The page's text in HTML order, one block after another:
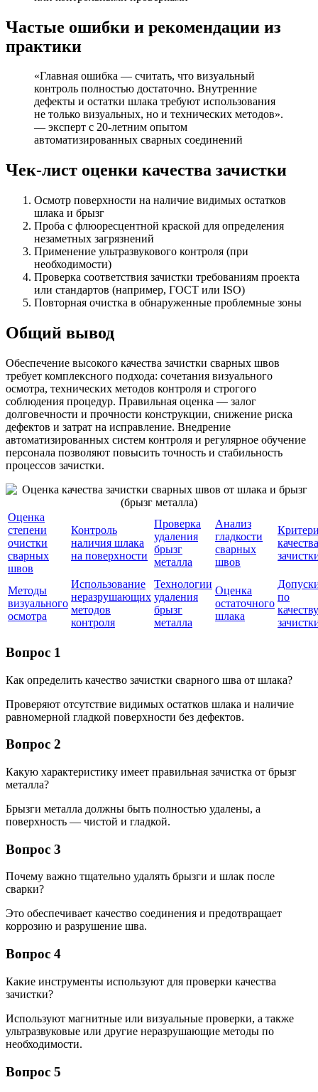
Частые ошибки и рекомендации из
практики
«Главная ошибка — считать, что визуальный
контроль полностью достаточно. Внутренние
дефекты и остатки шлака требуют использования
не только визуальных, но и технических методов».
— эксперт с 20-летним опытом
автоматизированных сварных соединений
Чек-лист оценки качества зачистки
Осмотр поверхности на наличие видимых остатков
шлака и брызг
Проба с флюоресцентной краской для определения
незаметных загрязнений
Применение ультразвукового контроля (при
необходимости)
Проверка соответствия зачистки требованиям проекта
или стандартов (например, ГОСТ или ISO)
Повторная очистка в обнаруженные проблемные зоны
Общий вывод
Обеспечение высокого качества зачистки сварных швов
требует комплексного подхода: сочетания визуального
осмотра, технических методов контроля и строгого
соблюдения процедур. Правильная оценка — залог
долговечности и прочности конструкции, снижение риска
дефектов и затрат на исправление. Внедрение
автоматизированных систем контроля и регулярное обучение
персонала позволяют повысить точность и стабильность
процессов зачистки.
Оценка
степени
очистки
сварных
швов
Контроль
наличия шлака
на поверхности
Проверка
удаления
брызг
металла
Анализ
гладкости
сварных
швов
качества
Методы
визуального
осмотра
Использование
неразрушающих
методов
контроля
Технологии
удаления
брызг
металла
Оценка
остаточного
шлака
по
качеству
Вопрос 1
Как определить качество зачистки сварного шва от шлака?
Проверяют отсутствие видимых остатков шлака и наличие
равномерной гладкой поверхности без дефектов.
Вопрос 2
Какую характеристику имеет правильная зачистка от брызг
металла?
Брызги металла должны быть полностью удалены, а
поверхность — чистой и гладкой.
Вопрос 3
Почему важно тщательно удалять брызги и шлак после
сварки?
Это обеспечивает качество соединения и предотвращает
коррозию и разрушение шва.
Вопрос 4
Какие инструменты используют для проверки качества
зачистки?
Используют магнитные или визуальные проверки, а также
ультразвуковые или другие неразрушающие методы по
необходимости.
Вопрос 5